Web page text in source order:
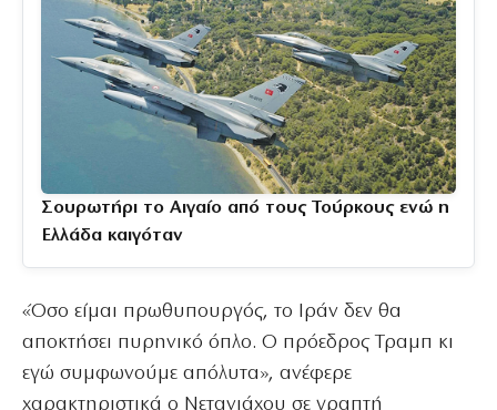
Σουρωτήρι το Αιγαίο από τους Τούρκους ενώ η
Ελλάδα καιγόταν
«Όσο είμαι πρωθυπουργός, το Ιράν δεν θα
αποκτήσει πυρηνικό όπλο. Ο πρόεδρος Τραμπ κι
εγώ συμφωνούμε απόλυτα», ανέφερε
χαρακτηριστικά ο Νετανιάχου σε γραπτή